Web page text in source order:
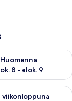
8
Huomenna
8 - elok. 9
saatavuus
- elok. 9
viikonloppuna
viikonlopun